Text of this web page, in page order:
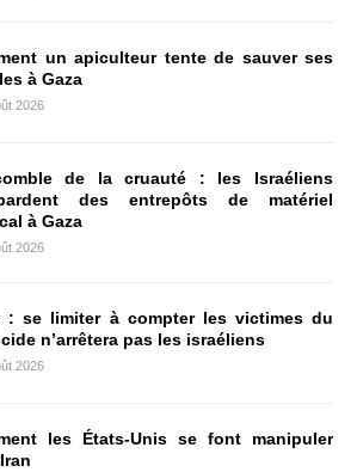
un apiculteur tente de sauver ses
à Gaza
2026
de la cruauté : les Israéliens
des entrepôts de matériel
à Gaza
2026
: se limiter à compter les victimes du
n’arrêtera pas les israéliens
2026
les États-Unis se font manipuler